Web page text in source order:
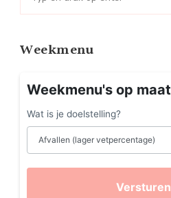
naar:
Weekmenu
Weekmenu's op maat
Wat is je doelstelling?
Versturen